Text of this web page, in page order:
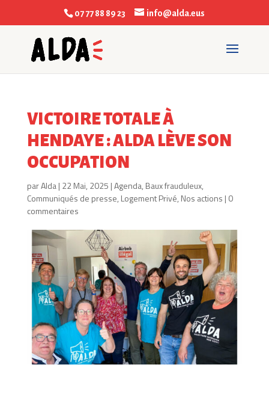
07 77 88 89 23 info@alda.eus
VICTOIRE TOTALE À
HENDAYE : ALDA LÈVE SON
OCCUPATION
parAlda| 22 Mai, 2025 |Agenda, Baux frauduleux,
Communiqués de presse, Logement Privé, Nos actions | 0
commentaires